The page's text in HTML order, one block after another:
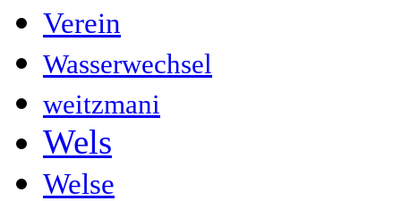
Verein
Wasserwechsel
weitzmani
Wels
Welse